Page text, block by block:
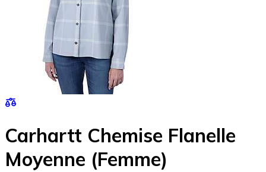
Carhartt Chemise Flanelle
Moyenne (Femme)